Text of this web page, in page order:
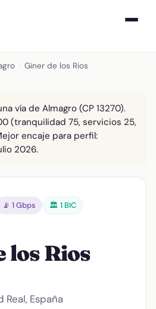
Giner de los Rios
vía de Almagro (CP 13270).
(tranquilidad 75, servicios 25,
encaje para perfil:
2026.
📡 1 Gbps
🏛️ 1 BIC
los Rios
España